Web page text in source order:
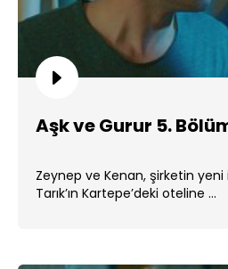
Aşk ve Gurur 5.
Zeynep ve Kenan, şirketin
Tarık’ın Kartepe’deki oteline ...